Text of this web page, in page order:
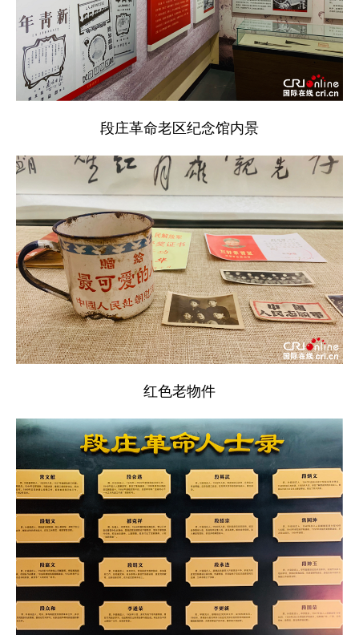
段庄革命老区纪念馆内景
红色老物件